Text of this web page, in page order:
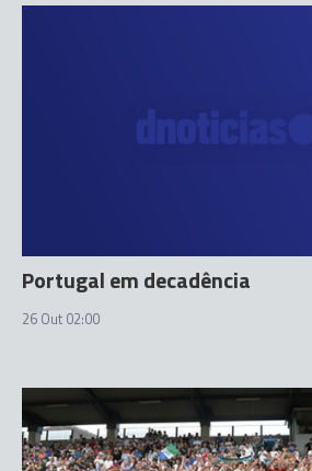
Portugal em decadência
26 Out 02:00